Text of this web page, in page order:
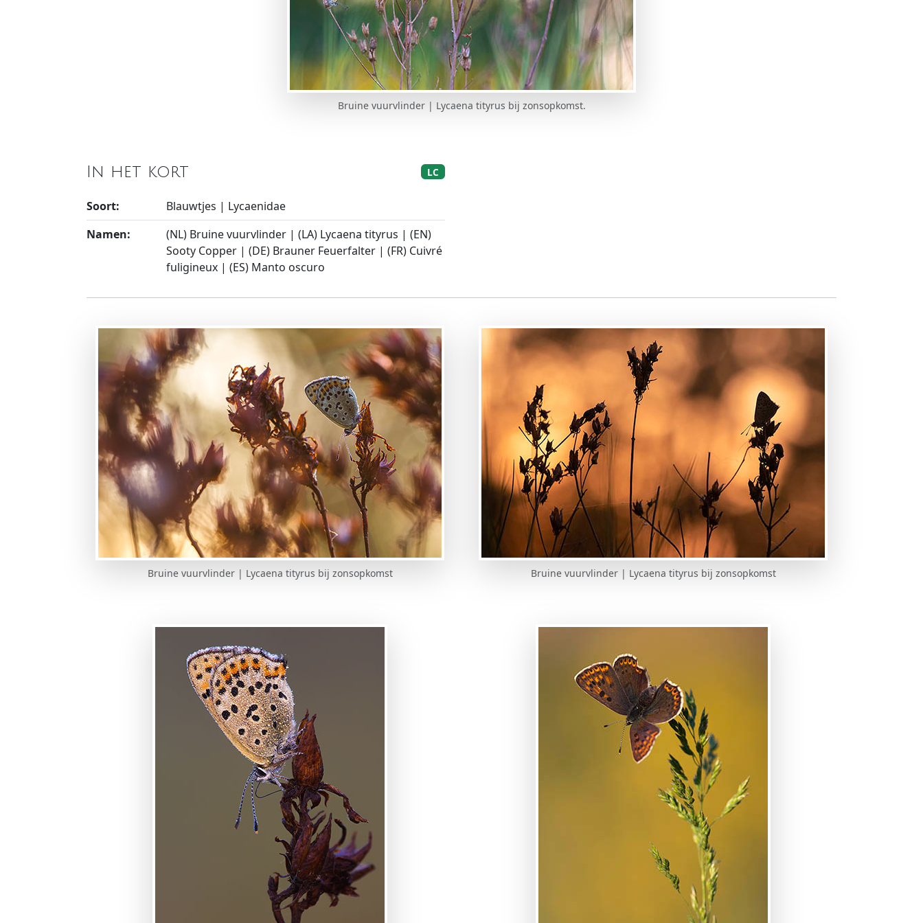
Bruine vuurvlinder | Lycaena tityrus bij zonsopkomst.
In het kort LC
Soort:
Blauwtjes | Lycaenidae
Namen:
(NL) Bruine vuurvlinder | (LA) Lycaena tityrus | (EN)
Sooty Copper | (DE) Brauner Feuerfalter | (FR) Cuivré
fuligineux | (ES) Manto oscuro
Bruine vuurvlinder | Lycaena tityrus bij zonsopkomst Bruine vuurvlinder | Lycaena tityrus bij zonsopkomst